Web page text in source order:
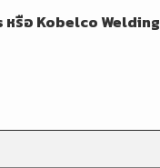
หรือ Kobelco Welding